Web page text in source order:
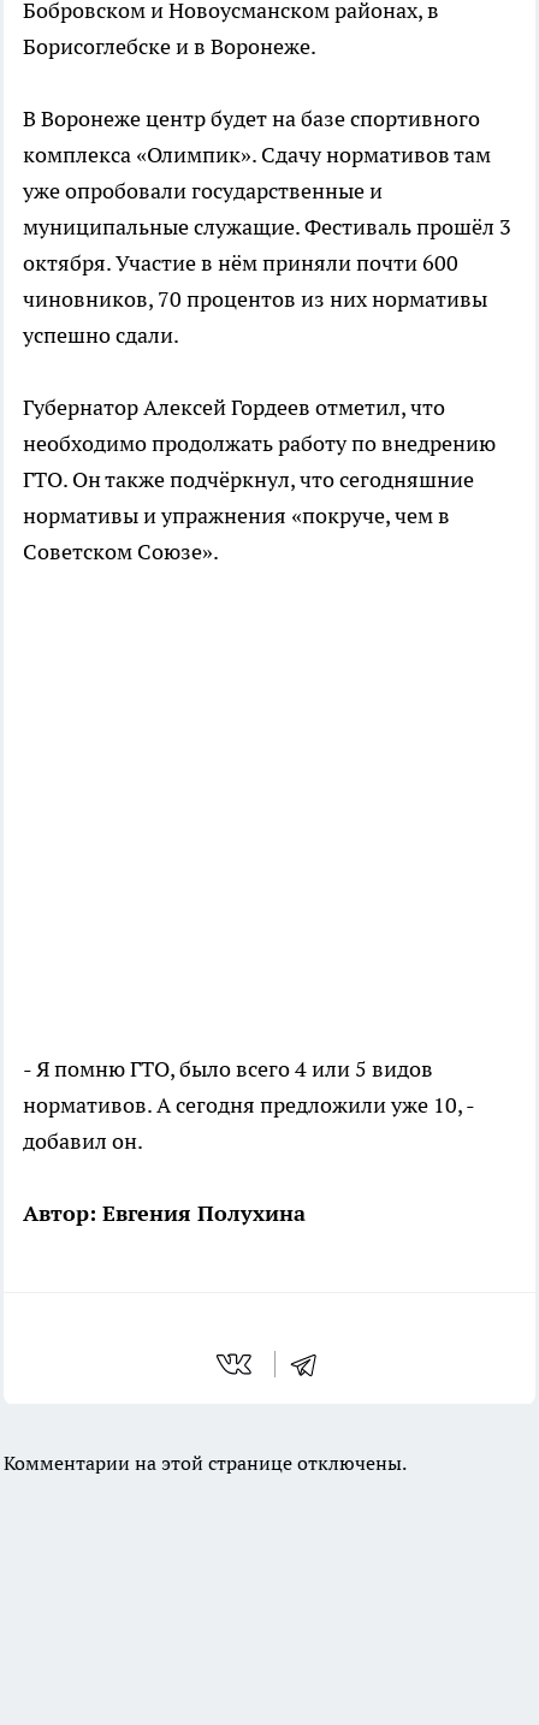
Бобровском и Новоусманском районах, в
Борисоглебске и в Воронеже.
В Воронеже центр будет на базе спортивного
комплекса «Олимпик». Сдачу нормативов там
уже опробовали государственные и
муниципальные служащие. Фестиваль прошёл 3
октября. Участие в нём приняли почти 600
чиновников, 70 процентов из них нормативы
успешно сдали.
Губернатор Алексей Гордеев отметил, что
необходимо продолжать работу по внедрению
ГТО. Он также подчёркнул, что сегодняшние
нормативы и упражнения «покруче, чем в
Советском Союзе».
- Я помню ГТО, было всего 4 или 5 видов
нормативов. А сегодня предложили уже 10, -
добавил он.
Автор: Евгения Полухина
Комментарии на этой странице отключены.